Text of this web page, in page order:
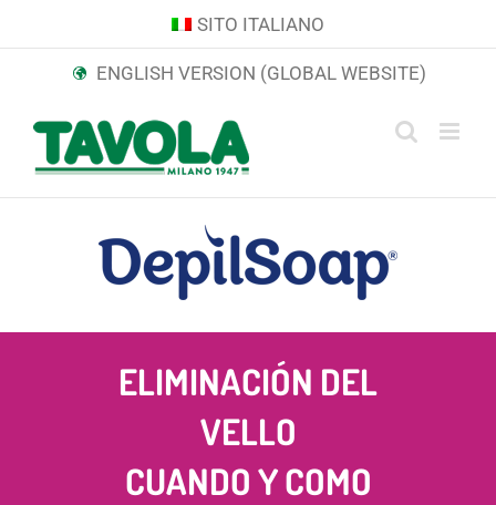
to
content
SITO ITALIANO
ENGLISH VERSION (GLOBAL WEBSITE)
ELIMINACIÓN DEL
VELLO
CUANDO Y COMO